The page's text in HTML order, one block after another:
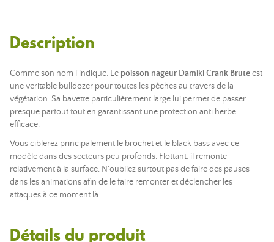
Description
Comme son nom l'indique, Le poisson nageur Damiki Crank Bruteest
une veritable bulldozer pour toutes les pêches au travers de la
végétation. Sa bavette particulièrement large lui permet de passer
presque partout tout en garantissant une protection anti herbe
efficace.
Vous ciblerez principalement le brochet et le black bass avec ce
modèle dans des secteurs peu profonds. Flottant, il remonte
relativement à la surface. N'oubliez surtout pas de faire des pauses
dans les animations afin de le faire remonter et déclencher les
attaques à ce moment là.
Détails du produit